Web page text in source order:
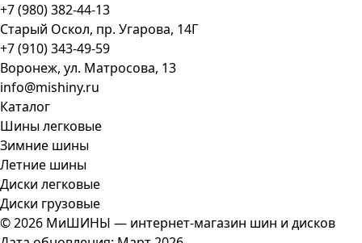
+7 (980) 382-44-13
Старый Оскол, пр. Угарова, 14Г
+7 (910) 343-49-59
Воронеж, ул. Матросова, 13
info@mishiny.ru
Каталог
Шины легковые
Зимние шины
Летние шины
Диски легковые
Диски грузовые
© 2026 МиШИНЫ — интернет-магазин шин и дисков